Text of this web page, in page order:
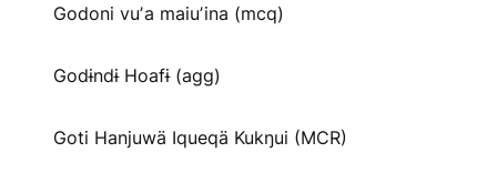
Godoni vuʼa maiuʼina (mcq)
Godɨndɨ Hoafɨ (agg)
Goti Hanjuwä Iqueqä Kukŋui (MCR)